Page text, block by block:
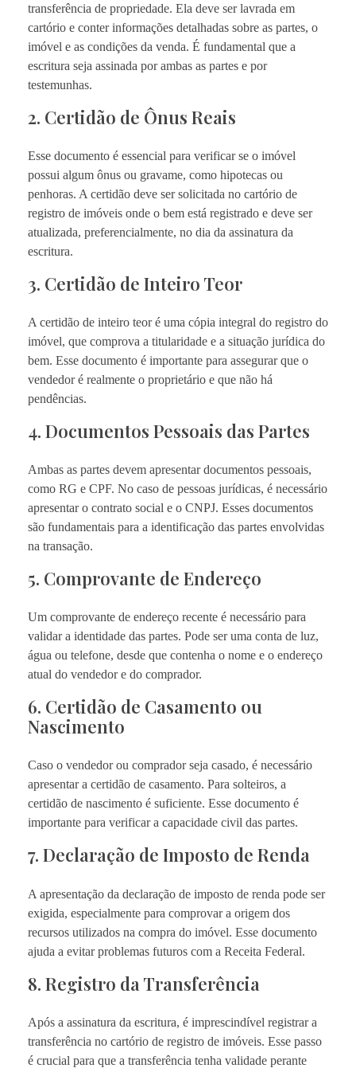
transferência de propriedade. Ela deve ser lavrada em
cartório e conter informações detalhadas sobre as partes, o
imóvel e as condições da venda. É fundamental que a
escritura seja assinada por ambas as partes e por
testemunhas.
2. Certidão de Ônus Reais
Esse documento é essencial para verificar se o imóvel
possui algum ônus ou gravame, como hipotecas ou
penhoras. A certidão deve ser solicitada no cartório de
registro de imóveis onde o bem está registrado e deve ser
atualizada, preferencialmente, no dia da assinatura da
escritura.
3. Certidão de Inteiro Teor
A certidão de inteiro teor é uma cópia integral do registro do
imóvel, que comprova a titularidade e a situação jurídica do
bem. Esse documento é importante para assegurar que o
vendedor é realmente o proprietário e que não há
pendências.
4. Documentos Pessoais das Partes
Ambas as partes devem apresentar documentos pessoais,
como RG e CPF. No caso de pessoas jurídicas, é necessário
apresentar o contrato social e o CNPJ. Esses documentos
são fundamentais para a identificação das partes envolvidas
na transação.
5. Comprovante de Endereço
Um comprovante de endereço recente é necessário para
validar a identidade das partes. Pode ser uma conta de luz,
água ou telefone, desde que contenha o nome e o endereço
atual do vendedor e do comprador.
6. Certidão de Casamento ou
Nascimento
Caso o vendedor ou comprador seja casado, é necessário
apresentar a certidão de casamento. Para solteiros, a
certidão de nascimento é suficiente. Esse documento é
importante para verificar a capacidade civil das partes.
7. Declaração de Imposto de Renda
A apresentação da declaração de imposto de renda pode ser
exigida, especialmente para comprovar a origem dos
recursos utilizados na compra do imóvel. Esse documento
ajuda a evitar problemas futuros com a Receita Federal.
8. Registro da Transferência
Após a assinatura da escritura, é imprescindível registrar a
transferência no cartório de registro de imóveis. Esse passo
é crucial para que a transferência tenha validade perante